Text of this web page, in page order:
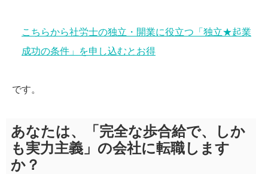
こちらから社労士の独立・開業に役立つ「独立★起業
成功の条件」を申し込むとお得
です。
あなたは、「完全な歩合給で、しか
も実力主義」の会社に転職します
か？